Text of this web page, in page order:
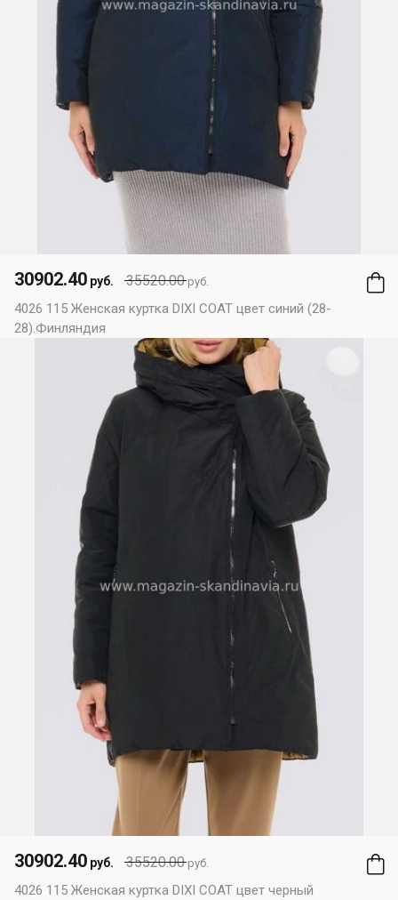
35520.00руб.
30902.40 руб.
4026 115 Женская куртка DIXI COAT цвет синий (28-
28).Финляндия
35520.00руб.
30902.40 руб.
4026 115 Женская куртка DIXI COAT цвет черный